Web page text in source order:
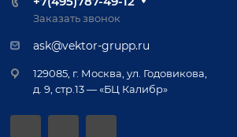
Заказать звонок
ask@vektor-grupp.ru
129085, г. Москва, ул. Годовикова,
д. 9, стр.13 — «БЦ Калибр»